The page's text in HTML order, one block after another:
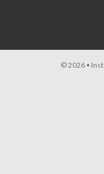
© 2026 •